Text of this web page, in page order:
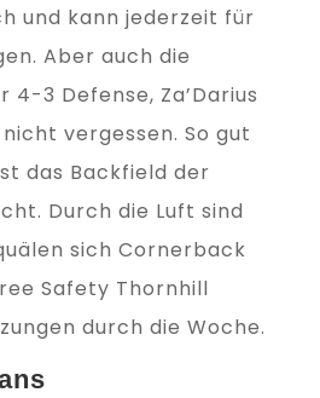
und kann jederzeit für
Aber auch die
4-3 Defense, Za’Darius
vergessen. So gut
das Backfield der
Durch die Luft sind
sich Cornerback
Safety Thornhill
durch die Woche.